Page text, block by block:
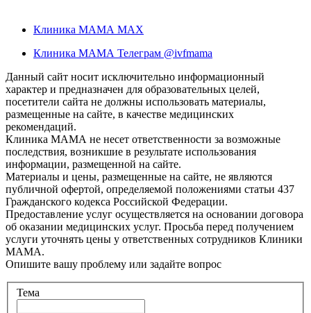
Клиника МАМА MAX
Клиника МАМА Телеграм @ivfmama
Данный сайт носит исключительно информационный
характер и предназначен для образовательных целей,
посетители сайта не должны использовать материалы,
размещенные на сайте, в качестве медицинских
рекомендаций.
Клиника МАМА не несет ответственности за возможные
последствия, возникшие в результате использования
информации, размещенной на сайте.
Материалы и цены, размещенные на сайте, не являются
публичной офертой, определяемой положениями статьи 437
Гражданского кодекса Российской Федерации.
Предоставление услуг осуществляется на основании договора
об оказании медицинских услуг. Просьба перед получением
услуги уточнять цены у ответственных сотрудников Клиники
МАМА.
Опишите вашу проблему или задайте вопрос
Тема